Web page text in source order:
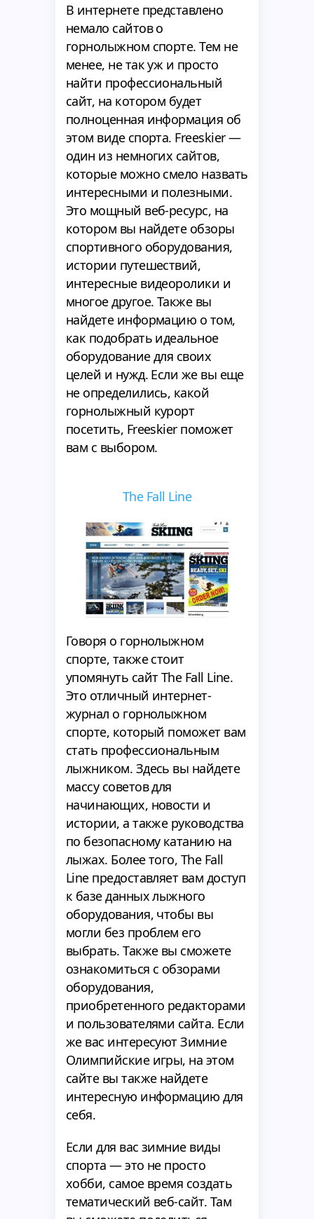
В интернете представлено
немало сайтов о
горнолыжном спорте. Тем не
менее, не так уж и просто
найти профессиональный
сайт, на котором будет
полноценная информация об
этом виде спорта. Freeskier —
один из немногих сайтов,
которые можно смело назвать
интересными и полезными.
Это мощный веб-ресурс, на
котором вы найдете обзоры
спортивного оборудования,
истории путешествий,
интересные видеоролики и
многое другое. Также вы
найдете информацию о том,
как подобрать идеальное
оборудование для своих
целей и нужд. Если же вы еще
не определились, какой
горнолыжный курорт
посетить, Freeskier поможет
вам с выбором.
The Fall Line
Говоря о горнолыжном
спорте, также стоит
упомянуть сайт The Fall Line.
Это отличный интернет-
журнал о горнолыжном
спорте, который поможет вам
стать профессиональным
лыжником. Здесь вы найдете
массу советов для
начинающих, новости и
истории, а также руководства
по безопасному катанию на
лыжах. Более того, The Fall
Line предоставляет вам доступ
к базе данных лыжного
оборудования, чтобы вы
могли без проблем его
выбрать. Также вы сможете
ознакомиться с обзорами
оборудования,
приобретенного редакторами
и пользователями сайта. Если
же вас интересуют Зимние
Олимпийские игры, на этом
сайте вы также найдете
интересную информацию для
себя.
Если для вас зимние виды
спорта — это не просто
хобби, самое время создать
тематический веб-сайт. Там